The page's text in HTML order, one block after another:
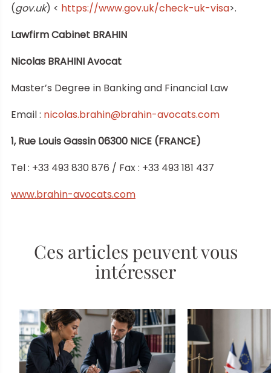
(gov.uk) < https://www.gov.uk/check-uk-visa>.
Lawfirm Cabinet BRAHIN
Nicolas BRAHINI Avocat
Master’s Degree in Banking and Financial Law
Email : nicolas.brahin@brahin-avocats.com
1, Rue Louis Gassin 06300 NICE (FRANCE)
Tel : +33 493 830 876 / Fax : +33 493 181 437
www.brahin-avocats.com
Ces articles peuvent vous
intéresser